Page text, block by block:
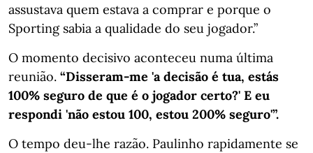
assustava quem estava a comprar e porque o
Sporting sabia a qualidade do seu jogador.”
O momento decisivo aconteceu numa última
reunião. “Disseram-me 'a decisão é tua, estás
100% seguro de que é o jogador certo?' E eu
respondi 'não estou 100, estou 200% seguro'”.
O tempo deu-lhe razão. Paulinho rapidamente se